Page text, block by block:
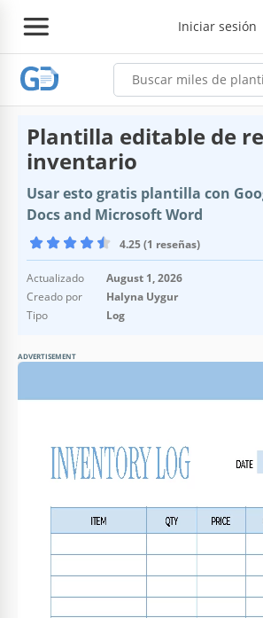
Iniciar sesión
Plantilla editable de
inventario
Usar esto gratis plantilla con
Docs and Microsoft Word
4.25 (1 reseñas)
Actualizado
August 1, 2026
Creado por
Halyna Uygur
Tipo
Log
ADVERTISEMENT